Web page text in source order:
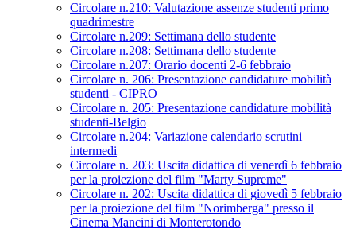
Circolare n.210: Valutazione assenze studenti primo
quadrimestre
Circolare n.209: Settimana dello studente
Circolare n.208: Settimana dello studente
Circolare n.207: Orario docenti 2-6 febbraio
Circolare n. 206: Presentazione candidature mobilità
studenti - CIPRO
Circolare n. 205: Presentazione candidature mobilità
studenti-Belgio
Circolare n.204: Variazione calendario scrutini
intermedi
Circolare n. 203: Uscita didattica di venerdì 6 febbraio
per la proiezione del film "Marty Supreme"
Circolare n. 202: Uscita didattica di giovedì 5 febbraio
per la proiezione del film "Norimberga" presso il
Cinema Mancini di Monterotondo